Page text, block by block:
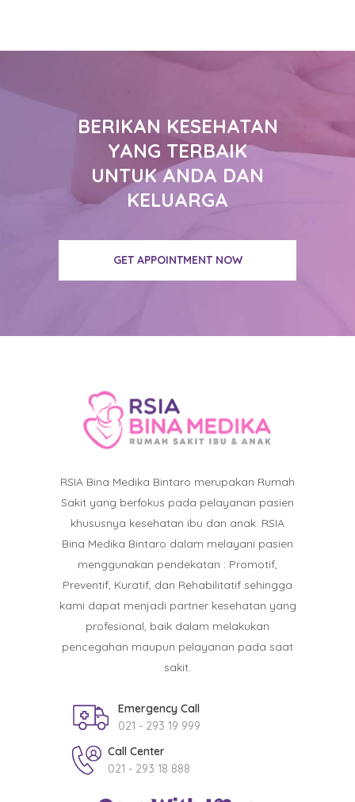
BERIKAN KESEHATAN
YANG TERBAIK
UNTUK ANDA DAN
KELUARGA
GET APPOINTMENT NOW
RSIA Bina Medika Bintaro merupakan Rumah
Sakit yang berfokus pada pelayanan pasien
khususnya kesehatan ibu dan anak. RSIA
Bina Medika Bintaro dalam melayani pasien
menggunakan pendekatan : Promotif,
Preventif, Kuratif, dan Rehabilitatif sehingga
kami dapat menjadi partner kesehatan yang
profesional, baik dalam melakukan
pencegahan maupun pelayanan pada saat
sakit.
Emergency Call
021 - 293 19 999
Call Center
021 - 293 18 888